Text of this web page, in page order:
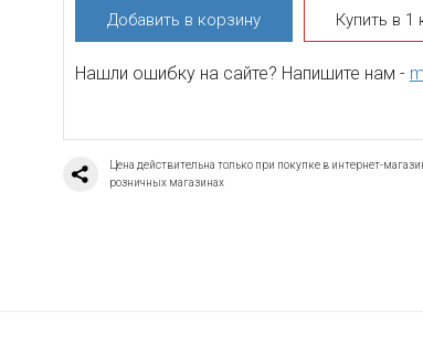
Добавить в корзину Купить в 1
Нашли ошибку на сайте? Напишите нам -
Цена действительна только при покупке в интернет-
розничных магазинах